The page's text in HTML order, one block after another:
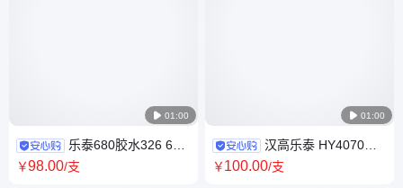
 01:00
乐泰680胶水326 603
609 620 638 648 641 640 660
￥98.00/支
 01:00
汉高乐泰 HY4070
4080 4090 器械ab胶 环氧树脂
￥100.00/支